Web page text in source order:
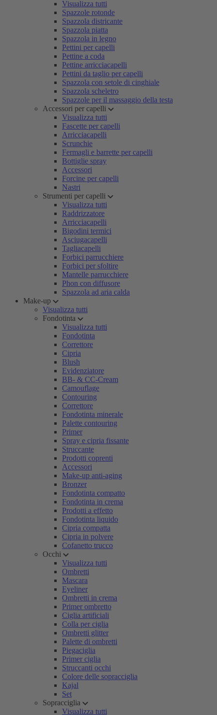
Visualizza tutti
Spazzole rotonde
Spazzola districante
Spazzola piatta
Spazzola in legno
Pettini per capelli
Pettine a coda
Pettine arricciacapelli
Pettini da taglio per capelli
Spazzola con setole di cinghiale
Spazzola scheletro
Spazzole per il massaggio della testa
Accessori per capelli
Visualizza tutti
Fascette per capelli
Arricciacapelli
Scrunchie
Fermagli e barrette per capelli
Bottiglie spray
Accessori
Forcine per capelli
Nastri
Strumenti per capelli
Visualizza tutti
Raddrizzatore
Arricciacapelli
Bigodini termici
Asciugacapelli
Tagliacapelli
Forbici parrucchiere
Forbici per sfoltire
Mantelle parrucchiere
Phon con diffusore
Spazzola ad aria calda
Make-up
Visualizza tutti
Fondotinta
Visualizza tutti
Fondotinta
Correttore
Cipria
Blush
Evidenziatore
BB- & CC-Cream
Camouflage
Contouring
Correttore
Fondotinta minerale
Palette contouring
Primer
Spray e cipria fissante
Struccante
Prodotti coprenti
Accessori
Make-up anti-aging
Bronzer
Fondotinta compatto
Fondotinta in crema
Prodotti a effetto
Fondotinta liquido
Cipria compatta
Cipria in polvere
Cofanetto trucco
Occhi
Visualizza tutti
Ombretti
Mascara
Eyeliner
Ombretti in crema
Primer ombretto
Ciglia artificiali
Colla per ciglia
Ombretti glitter
Palette di ombretti
Piegaciglia
Primer ciglia
Struccanti occhi
Colore delle sopracciglia
Kajal
Set
Sopracciglia
Visualizza tutti